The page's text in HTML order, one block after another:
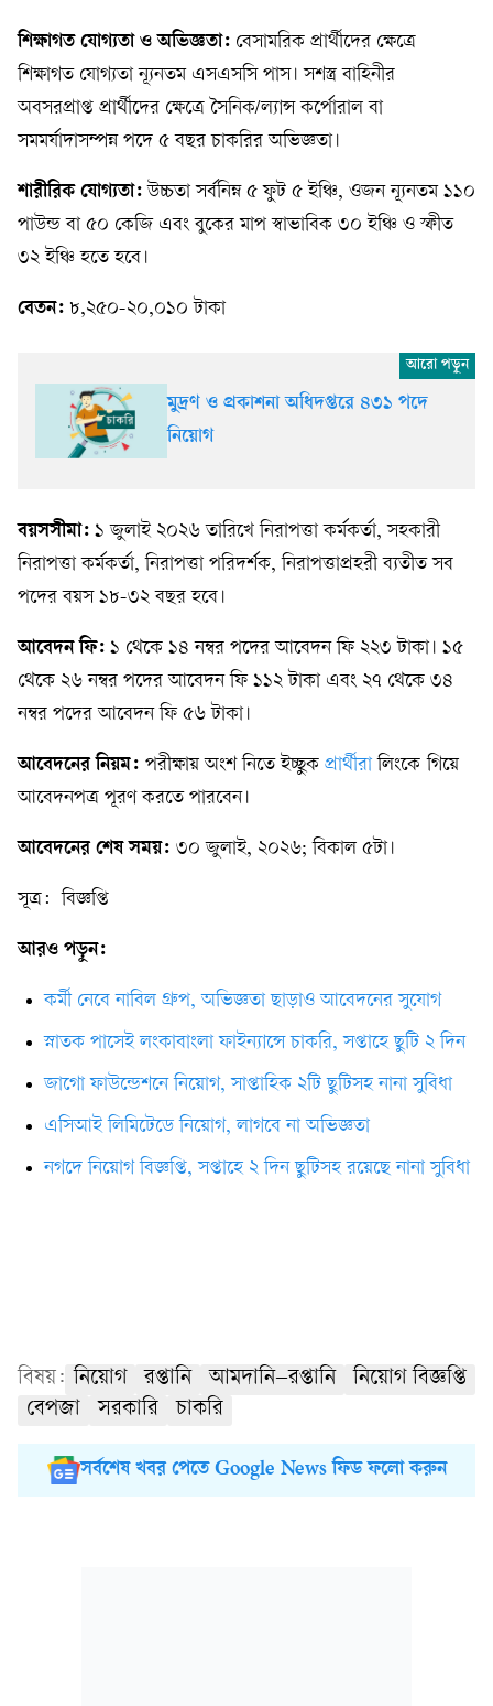
শিক্ষাগত যোগ্যতা ও অভিজ্ঞতা: বেসামরিক প্রার্থীদের ক্ষেত্রে
শিক্ষাগত যোগ্যতা ন্যূনতম এসএসসি পাস। সশস্ত্র বাহিনীর
অবসরপ্রাপ্ত প্রার্থীদের ক্ষেত্রে সৈনিক/ল্যান্স কর্পোরাল বা
সমমর্যাদাসম্পন্ন পদে ৫ বছর চাকরির অভিজ্ঞতা।
শারীরিক যোগ্যতা: উচ্চতা সর্বনিম্ন ৫ ফুট ৫ ইঞ্চি, ওজন ন্যূনতম ১১০
পাউন্ড বা ৫০ কেজি এবং বুকের মাপ স্বাভাবিক ৩০ ইঞ্চি ও স্ফীত
৩২ ইঞ্চি হতে হবে।
বেতন: ৮,২৫০-২০,০১০ টাকা
মুদ্রণ ও প্রকাশনা অধিদপ্তরে ৪৩১ পদে
নিয়োগ
বয়সসীমা: ১ জুলাই ২০২৬ তারিখে নিরাপত্তা কর্মকর্তা, সহকারী
নিরাপত্তা কর্মকর্তা, নিরাপত্তা পরিদর্শক, নিরাপত্তাপ্রহরী ব্যতীত সব
পদের বয়স ১৮-৩২ বছর হবে।
আবেদন ফি: ১ থেকে ১৪ নম্বর পদের আবেদন ফি ২২৩ টাকা। ১৫
থেকে ২৬ নম্বর পদের আবেদন ফি ১১২ টাকা এবং ২৭ থেকে ৩৪
নম্বর পদের আবেদন ফি ৫৬ টাকা।
আবেদনের নিয়ম: পরীক্ষায় অংশ নিতে ইচ্ছুক প্রার্থীরালিংকে গিয়ে
আবেদনপত্র পূরণ করতে পারবেন।
আবেদনের শেষ সময়: ৩০ জুলাই, ২০২৬; বিকাল ৫টা।
সূত্র: বিজ্ঞপ্তি
আরও পড়ুন:
কর্মী নেবে নাবিল গ্রুপ, অভিজ্ঞতা ছাড়াও আবেদনের সুযোগ
স্নাতক পাসেই লংকাবাংলা ফাইন্যান্সে চাকরি, সপ্তাহে ছুটি ২ দিন
জাগো ফাউন্ডেশনে নিয়োগ, সাপ্তাহিক ২টি ছুটিসহ নানা সুবিধা
এসিআই লিমিটেডে নিয়োগ, লাগবে না অভিজ্ঞতা
নগদে নিয়োগ বিজ্ঞপ্তি, সপ্তাহে ২ দিন ছুটিসহ রয়েছে নানা সুবিধা
বিষয়: নিয়োগ রপ্তানি আমদানি–রপ্তানি
নিয়োগ বিজ্ঞপ্তি
বেপজা
সরকারি চাকরি
সর্বশেষ খবর পেতে Google News ফিড ফলো করুন